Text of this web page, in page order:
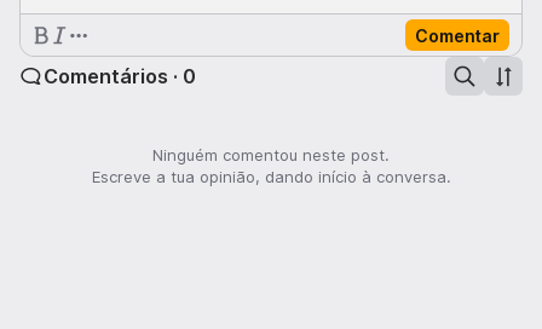
Comentar
Comentários · 0
Ninguém comentou neste post.
Escreve a tua opinião, dando início à conversa.